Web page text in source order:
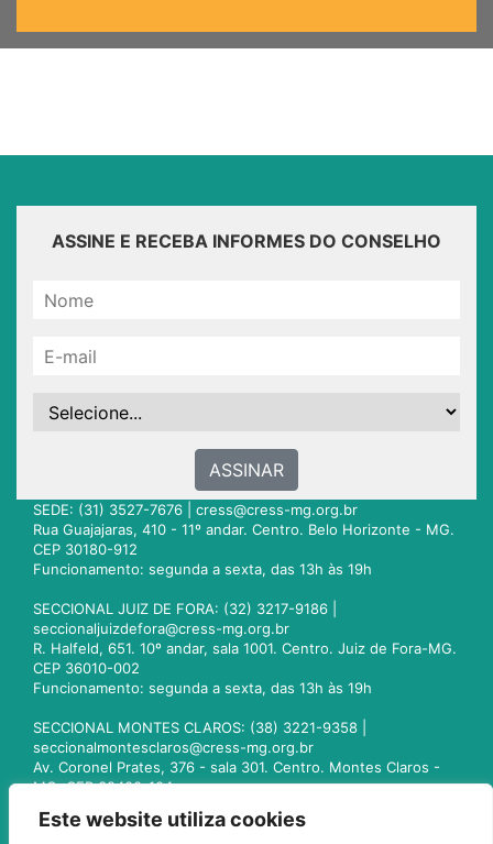
Este website utiliza cookies
ASSINE E RECEBA INFORMES DO CONSELHO
ASSINAR
SEDE: (31) 3527-7676 | cress@cress-mg.org.br
Rua Guajajaras, 410 - 11º andar. Centro. Belo Horizonte - MG.
CEP 30180-912
Funcionamento: segunda a sexta, das 13h às 19h
SECCIONAL JUIZ DE FORA: (32) 3217-9186 |
seccionaljuizdefora@cress-mg.org.br
R. Halfeld, 651. 10º andar, sala 1001. Centro. Juiz de Fora-MG.
CEP 36010-002
Funcionamento: segunda a sexta, das 13h às 19h
SECCIONAL MONTES CLAROS: (38) 3221-9358 |
seccionalmontesclaros@cress-mg.org.br
Av. Coronel Prates, 376 - sala 301. Centro. Montes Claros -
MG. CEP 39400-104